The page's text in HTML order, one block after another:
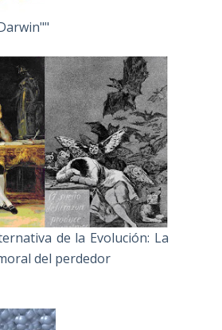
de la Evolución: La
del perdedor